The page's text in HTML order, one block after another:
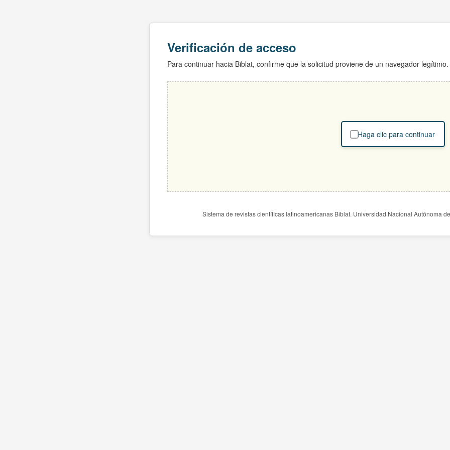
Verificación de acceso
Para continuar hacia Biblat, confirme que la solicitud proviene de un navegador legítimo.
Haga clic para continuar
Sistema de revistas científicas latinoamericanas Biblat. Universidad Nacional Autónoma